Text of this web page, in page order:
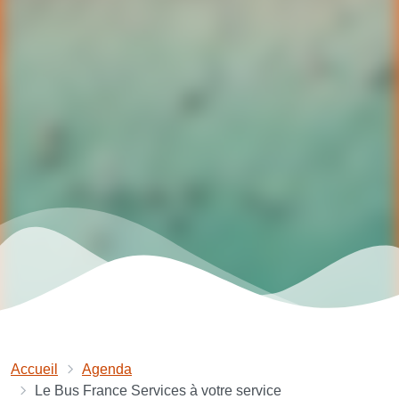
Accueil
Agenda
Le Bus France Services à votre service